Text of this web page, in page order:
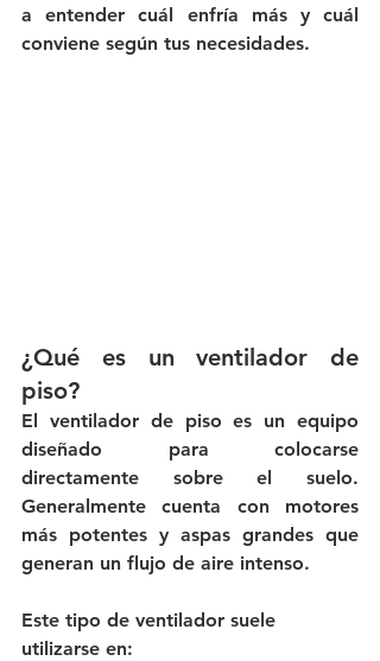
a entender cuál enfría más y cuál
conviene según tus necesidades.
¿Qué es un ventilador de
piso?
El ventilador de piso es un equipo
diseñado para colocarse
directamente sobre el suelo.
Generalmente cuenta con motores
más potentes y aspas grandes que
generan un flujo de aire intenso.
Este tipo de ventilador suele
utilizarse en: